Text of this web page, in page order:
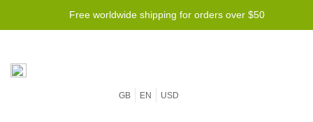
Free worldwide shipping for orders over $50
GB EN USD